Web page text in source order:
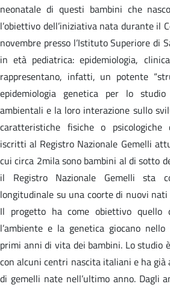
neonatale di questi bambini che
l’obiettivo dell’iniziativa nata durante il
novembre presso l’Istituto Superiore di
in età pediatrica: epidemiologia,
rappresentano, infatti, un potente
epidemiologia genetica per lo
ambientali e la loro interazione sullo
caratteristiche fisiche o psicologiche
iscritti al Registro Nazionale Gemelli
cui circa 2mila sono bambini al di sotto
il Registro Nazionale Gemelli sta
longitudinale su una coorte di nuovi
Il progetto ha come obiettivo
l’ambiente e la genetica giocano
primi anni di vita dei bambini. Lo studio
con alcuni centri nascita italiani e ha già
di gemelli nate nell’ultimo anno. Dagli